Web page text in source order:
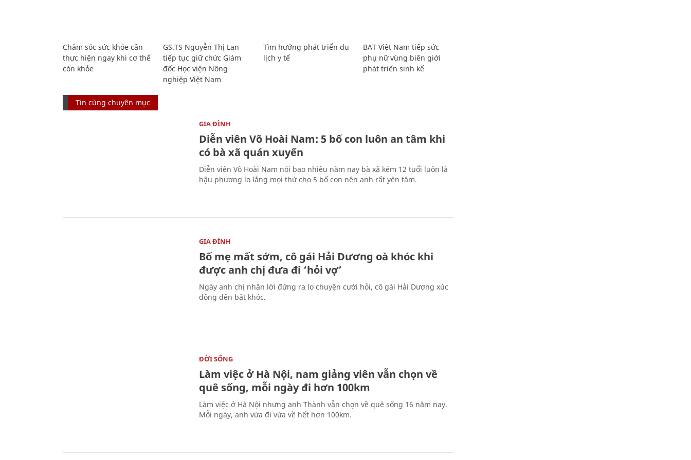
Chăm sóc sức khỏe cần
thực hiện ngay khi cơ thể
còn khỏe
GS.TS Nguyễn Thị Lan
tiếp tục giữ chức Giám
đốc Học viện Nông
nghiệp Việt Nam
Tìm hướng phát triển du
lịch y tế
BAT Việt Nam tiếp sức
phụ nữ vùng biên giới
phát triển sinh kế
Tin cùng chuyên mục
GIA ĐÌNH
Diễn viên Võ Hoài Nam: 5 bố con luôn an tâm khi
có bà xã quán xuyến
Diễn viên Võ Hoài Nam nói bao nhiêu năm nay bà xã kém 12 tuổi luôn là
hậu phương lo lắng mọi thứ cho 5 bố con nên anh rất yên tâm.
GIA ĐÌNH
Bố mẹ mất sớm, cô gái Hải Dương oà khóc khi
được anh chị đưa đi ‘hỏi vợ’
Ngày anh chị nhận lời đứng ra lo chuyện cưới hỏi, cô gái Hải Dương xúc
động đến bật khóc.
ĐỜI SỐNG
Làm việc ở Hà Nội, nam giảng viên vẫn chọn về
quê sống, mỗi ngày đi hơn 100km
Làm việc ở Hà Nội nhưng anh Thành vẫn chọn về quê sống 16 năm nay.
Mỗi ngày, anh vừa đi vừa về hết hơn 100km.